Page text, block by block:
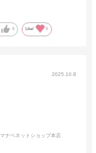
0 Like! 0
2025.10.8
マナベネットショップ本店